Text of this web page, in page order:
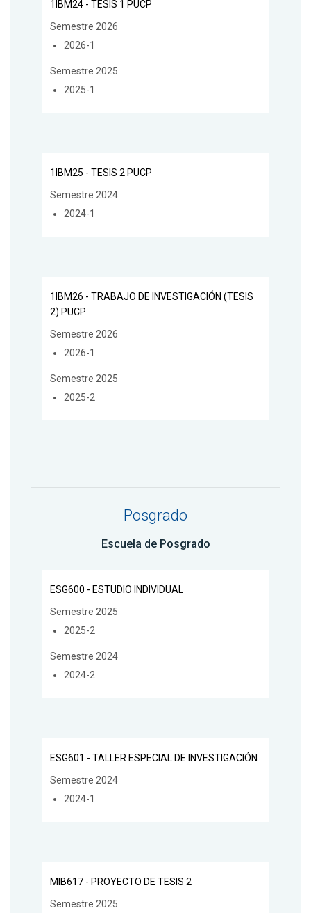
1IBM24 - TESIS 1 PUCP
Semestre 2026
2026-1
Semestre 2025
2025-1
1IBM25 - TESIS 2 PUCP
Semestre 2024
2024-1
1IBM26 - TRABAJO DE INVESTIGACIÓN (TESIS
2) PUCP
Semestre 2026
2026-1
Semestre 2025
2025-2
Posgrado
Escuela de Posgrado
ESG600 - ESTUDIO INDIVIDUAL
Semestre 2025
2025-2
Semestre 2024
2024-2
ESG601 - TALLER ESPECIAL DE INVESTIGACIÓN
Semestre 2024
2024-1
MIB617 - PROYECTO DE TESIS 2
Semestre 2025